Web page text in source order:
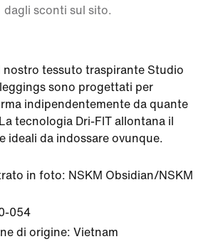
dagli sconti sul sito.
nostro tessuto traspirante Studio
sono progettati per
indipendentemente da quante
tecnologia Dri-FIT allontana il
ideali da indossare ovunque.
in foto: NSKM Obsidian/NSKM
054
di origine: Vietnam